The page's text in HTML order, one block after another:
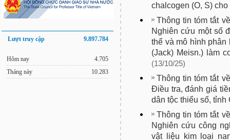
Lượt truy cập 9.897.784
Hôm nay
Tháng này
4.705
10.283
chalcogen (O, S)
Thông tin tóm tắt
Nghiên cứu một số
thể và mô hình phân
(Jack) Meisn.) làm
(13/10/25)
Thông tin tóm tắt
Điều tra, đánh giá
dân tộc thiểu số, tỉnh
Thông tin tóm tắt
Nghiên cứu công
vật liệu kim loại